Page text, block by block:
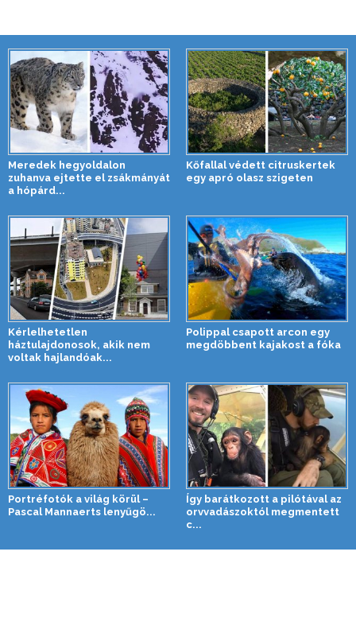
Meredek hegyoldalon
zuhanva ejtette el zsákmányát
a hópárd...
Kőfallal védett citruskertek
egy apró olasz szigeten
Kérlelhetetlen
háztulajdonosok, akik nem
voltak hajlandóak...
Polippal csapott arcon egy
megdöbbent kajakost a fóka
Portréfotók a világ körül –
Pascal Mannaerts lenyűgö...
Így barátkozott a pilótával az
orvvadászoktól megmentett
c...